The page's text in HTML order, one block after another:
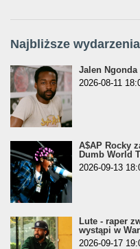
Najbliższe
Jalen
2026-08-11
A$AP Rocky
Dumb World
2026-09-13
Lute - raper
wystąpi w
2026-09-17